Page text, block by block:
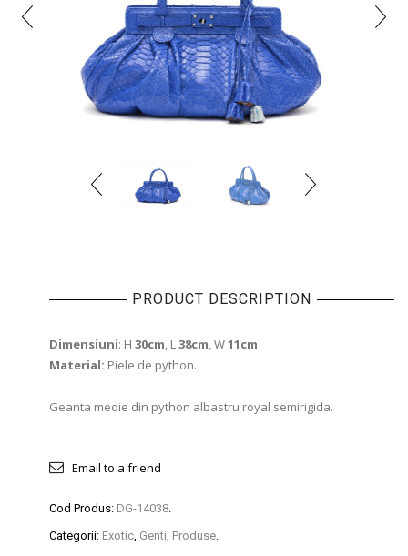
PRODUCT DESCRIPTION
Dimensiuni: H 30cm, L38cm, W11cm
Material: Piele de python.
Geanta medie din python albastru royal semirigida.
Email to a friend
Cod Produs: DG-14038.
Categorii: Exotic, Genti, Produse.